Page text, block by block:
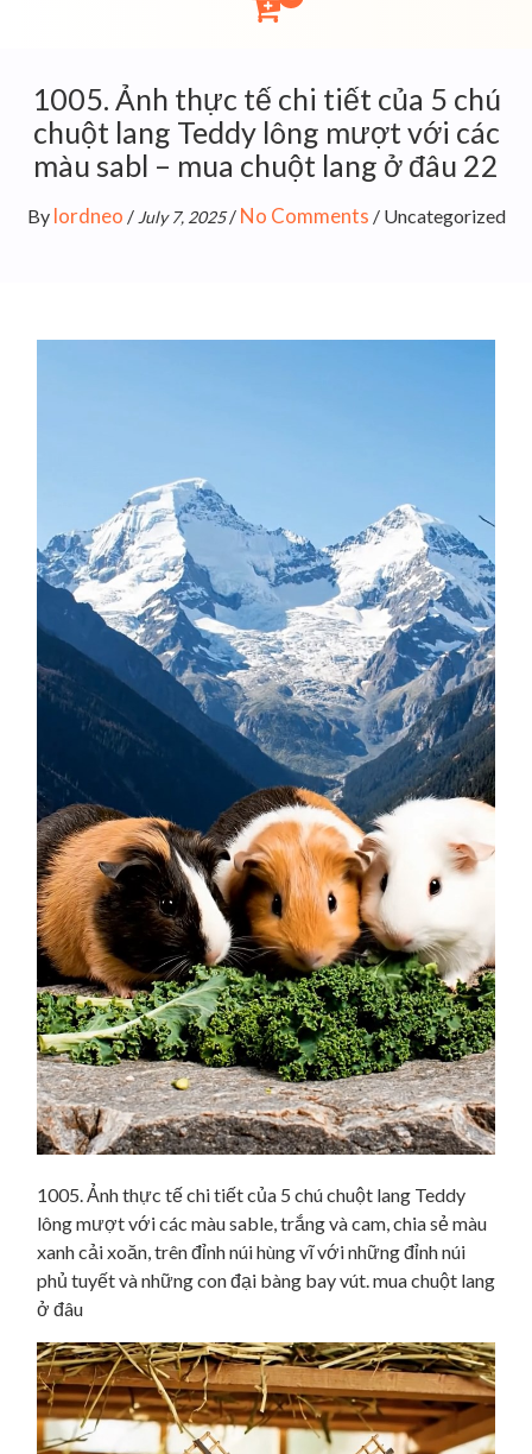
1005. Ảnh thực tế chi tiết của 5 chú
chuột lang Teddy lông mượt với các
màu sabl – mua chuột lang ở đâu 22
By lordneo / July 7, 2025/ No Comments / Uncategorized
1005. Ảnh thực tế chi tiết của 5 chú chuột lang Teddy
lông mượt với các màu sable, trắng và cam, chia sẻ màu
xanh cải xoăn, trên đỉnh núi hùng vĩ với những đỉnh núi
phủ tuyết và những con đại bàng bay vút. mua chuột lang
ở đâu